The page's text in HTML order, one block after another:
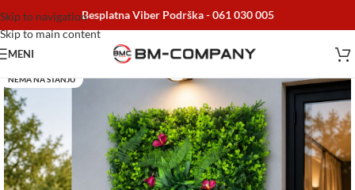
Skip to navigation
Skip to main content
Besplatna Viber Podrška -061 030 005
MENI
NEMA NA STANJU